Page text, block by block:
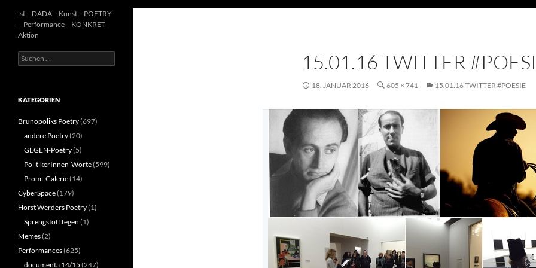
15.01.16 TWITTER
18. JANUAR 2016 605 × 741 15.01.16 TWITTER #POESIE
ist – DADA – Kunst – POETRY
– Performance – KONKRET –
Aktion
Suchen
nach:
KATEGORIEN
Brunopoliks Poetry(697)
andere Poetry(20)
GEGEN-Poetry(5)
PolitikerInnen-Worte(599)
Promi-Galerie(14)
CyberSpace(179)
Horst Werders Poetry(1)
Sprengstoff fegen (1)
Memes(2)
Performances(625)
documenta 14/15 (247)